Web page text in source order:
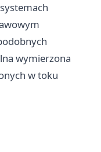
wymierzona
w toku